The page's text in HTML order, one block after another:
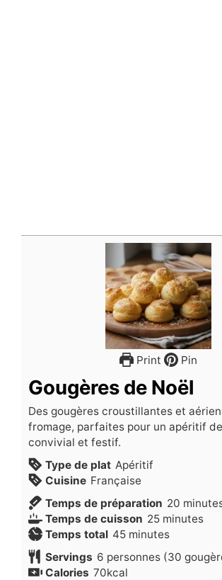
Print Pin
Gougères de Noël
Des gougères croustillantes et
fromage, parfaites pour un apéritif
convivial et festif.
Type de plat Apéritif
Cuisine Française
Temps de préparation 20minutes
Temps de cuisson 25minutes
minutes
Temps total 45minutes
minutes
Servings 6 personnes (30
Calories 70kcal